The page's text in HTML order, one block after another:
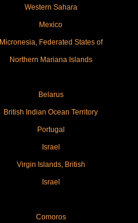
Western Sahara
Mexico
Micronesia, Federated States of
Northern Mariana Islands
Belarus
British Indian Ocean Territory
Portugal
Israel
Virgin Islands, British
Israel
Comoros